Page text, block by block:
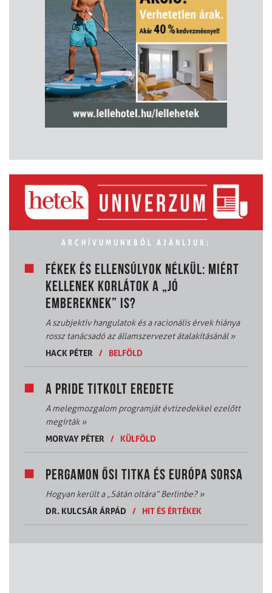
ARCHÍVUMUNKBÓL AJÁNLJUK:
FÉKEK ÉS ELLENSÚLYOK NÉLKÜL: MIÉRT
KELLENEK KORLÁTOK A „JÓ
EMBEREKNEK” IS?
A szubjektív hangulatok és a racionális érvek hiánya
rossz tanácsadó az államszervezet átalakításánál»
HACK PÉTER
/ BELFÖLD
A PRIDE TITKOLT EREDETE
A melegmozgalom programját évtizedekkel ezelőtt
megírták»
MORVAY PÉTER
/ KÜLFÖLD
PERGAMON ŐSI TITKA ÉS EURÓPA SORSA
Hogyan került a „Sátán oltára” Berlinbe?»
DR. KULCSÁR ÁRPÁD
/ HIT ÉS ÉRTÉKEK